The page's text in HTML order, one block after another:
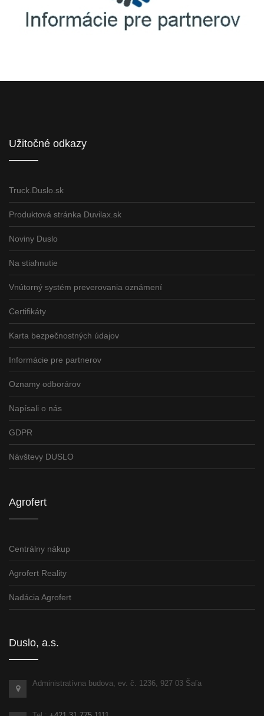
Užitočné odkazy
Truck.Duslo.sk
Produktová stránka Duvilax.sk
Noviny Duslo
Na stiahnutie
Vnútorný systém preverovania oznámení
Certifikáty
Karta bezpečnostných údajov
Informácie pre partnerov
Oznamy odborárov
Napísali o nás
GDPR
Návštevy DUSLO
Agrofert
Centrálny nákup
Agrofert Reality
Nadácia Agrofert
Duslo, a.s.
Administratívna budova, ev. č. 1236, 927 03 Šaľa